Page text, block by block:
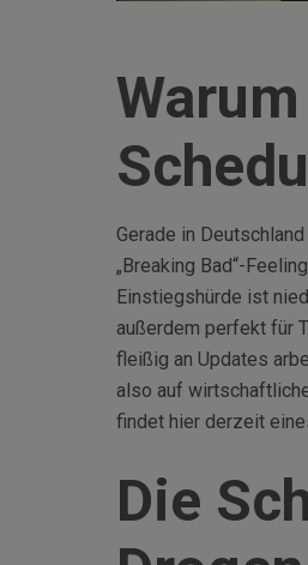
Gerade in
„Breaking Bad“-
Einstiegshürde ist
außerdem perfekt für
fleißig an Updates
also auf
findet hier derzeit
Die